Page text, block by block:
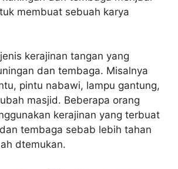
membuat sebuah karya
kerajinan tangan yang
dan tembaga. Misalnya
pintu nabawi, lampu gantung,
masjid. Beberapa orang
kerajinan yang terbuat
tembaga sebab lebih tahan
dtemukan.